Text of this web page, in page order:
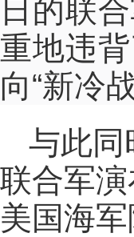
日的联
重地违
向“新冷
与此同
联合军
美国海